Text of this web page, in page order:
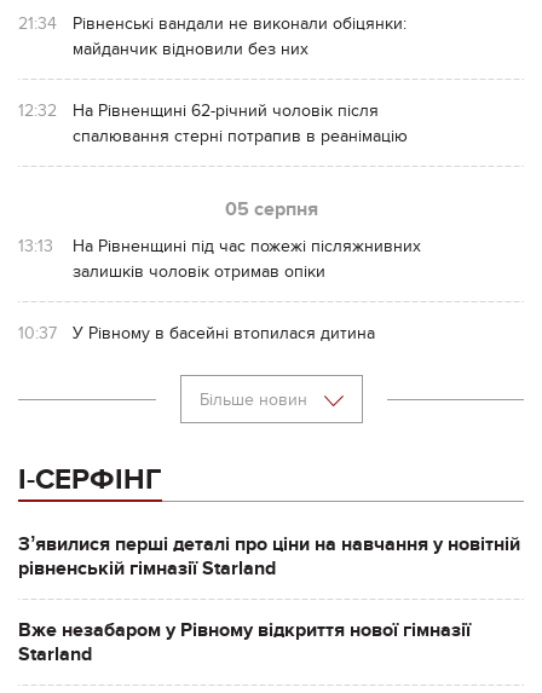
21:34
Рівненські вандали не виконали обіцянки:
майданчик відновили без них
12:32
На Рівненщині 62-річний чоловік після
спалювання стерні потрапив в реанімацію
05 серпня
13:13
На Рівненщині під час пожежі післяжнивних
залишків чоловік отримав опіки
10:37 У Рівному в басейні втопилася дитина
Більше новин
І-СЕРФІНГ
Зʼявилися перші деталі про ціни на навчання у новітній
рівненській гімназії Starland
Вже незабаром у Рівному відкриття нової гімназії
Starland